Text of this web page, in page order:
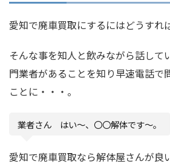
愛知で廃車買取にするにはどうすれ
そんな事を知人と飲みながら話して
門業者があることを知り早速電話で
ことに・・・。
業者さん はい〜、〇〇解体です〜。
愛知で廃車買取なら解体屋さんが良